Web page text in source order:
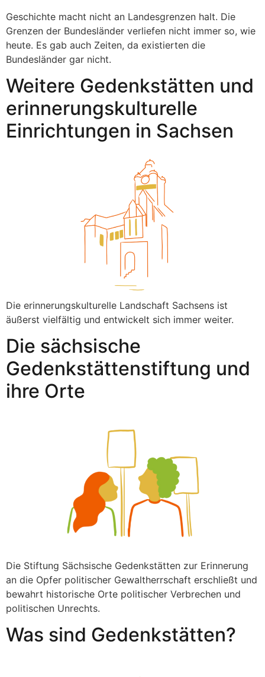
Geschichte macht nicht an Landesgrenzen halt. Die
Grenzen der Bundesländer verliefen nicht immer so, wie
heute. Es gab auch Zeiten, da existierten die
Bundesländer gar nicht.
Weitere Gedenkstätten und
erinnerungskulturelle
Einrichtungen in Sachsen
Die erinnerungskulturelle Landschaft Sachsens ist
äußerst vielfältig und entwickelt sich immer weiter.
Die sächsische
Gedenkstättenstiftung und
ihre Orte
Die Stiftung Sächsische Gedenkstätten zur Erinnerung
an die Opfer politischer Gewaltherrschaft erschließt und
bewahrt historische Orte politischer Verbrechen und
politischen Unrechts.
Was sind Gedenkstätten?